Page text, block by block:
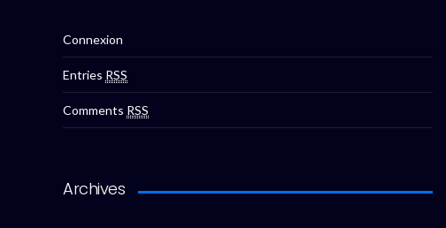
Connexion
Entries RSS
Comments RSS
Archives